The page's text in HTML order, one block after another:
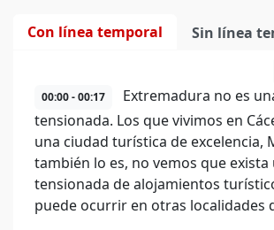
Con línea temporal Sin línea
00:00 - 00:17
Extremadura no es
tensionada. Los que vivimos en
una ciudad turística de excelencia,
también lo es, no vemos que exista
tensionada de alojamientos
puede ocurrir en otras localidades